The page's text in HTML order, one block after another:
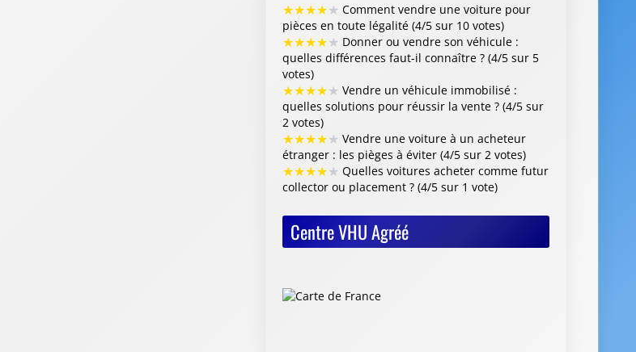
★★★★★ Comment vendre une voiture pour
pièces en toute légalité (4/5 sur 10 votes)
★★★★★ Donner ou vendre son véhicule :
quelles différences faut-il connaître ? (4/5 sur 5
votes)
★★★★★ Vendre un véhicule immobilisé :
quelles solutions pour réussir la vente ? (4/5 sur
2 votes)
★★★★★ Vendre une voiture à un acheteur
étranger : les pièges à éviter (4/5 sur 2 votes)
★★★★★ Quelles voitures acheter comme futur
collector ou placement ? (4/5 sur 1 vote)
Centre VHU Agréé